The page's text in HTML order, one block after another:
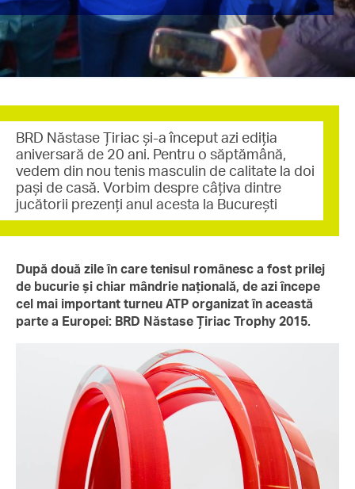
BRD Năstase Țiriac și-a început azi ediția
aniversară de 20 ani. Pentru o săptămână,
vedem din nou tenis masculin de calitate la doi
pași de casă. Vorbim despre câțiva dintre
jucătorii prezenți anul acesta la București
După două zile în care tenisul românesc a fost prilej
de bucurie și chiar mândrie națională, de azi începe
cel mai important turneu ATP organizat în această
parte a Europei: BRD Năstase Țiriac Trophy 2015.